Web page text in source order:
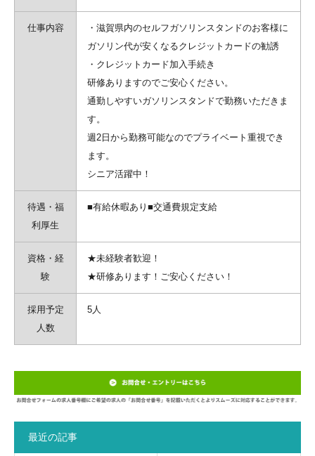
仕事内容
・滋賀県内のセルフガソリンスタンドのお客様に
ガソリン代が安くなるクレジットカードの勧誘
・クレジットカード加入手続き
研修ありますのでご安心ください。
通勤しやすいガソリンスタンドで勤務いただきま
す。
週2日から勤務可能なのでプライベート重視でき
ます。
シニア活躍中！
待遇・福
利厚生
■有給休暇あり■交通費規定支給
資格・経
験
★未経験者歓迎！
★研修あります！ご安心ください！
採用予定
人数
5人
最近の記事